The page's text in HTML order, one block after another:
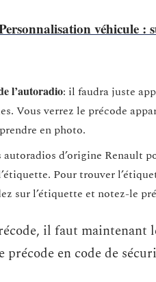
véhicule :
l’autoradio: il faudra juste
Vous verrez le précode
en photo.
autoradios d’origine Renault
Pour trouver
sur l’étiquette et notez-le
il faut maintenant
en code de